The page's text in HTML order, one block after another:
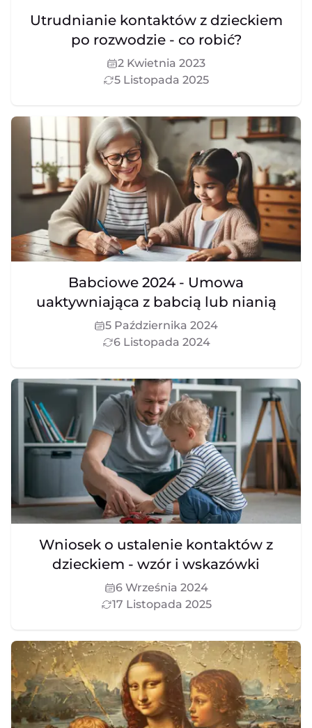
Utrudnianie kontaktów z dzieckiem
po rozwodzie - co robić?
2 Kwietnia 2023
5 Listopada 2025
Babciowe 2024 - Umowa
uaktywniająca z babcią lub nianią
5 Października 2024
6 Listopada 2024
Wniosek o ustalenie kontaktów z
dzieckiem - wzór i wskazówki
6 Września 2024
17 Listopada 2025